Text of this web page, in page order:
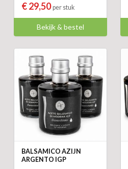
€ 29,50per stuk
Bekijk & bestel
BALSAMICO AZIJN
ARGENTO IGP